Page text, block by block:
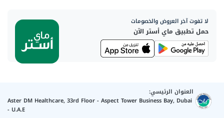
لا تفوت آخر العروض والخصومات
حمل تطبيق ماي أستر الآن
العنوان الرئيسي:
Aster DM Healthcare, 33rd Floor - Aspect Tower Business Bay, Dubai
- U.A.E